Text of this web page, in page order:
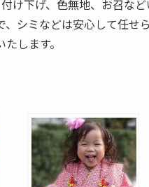
け下げ、色無地、お召な
シミなどは安心して任せら
します。